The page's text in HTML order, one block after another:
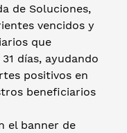
de Soluciones,
vencidos y
que
días, ayudando
positivos en
beneficiarios
el banner de